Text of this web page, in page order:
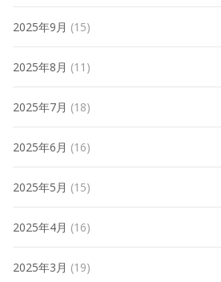
2025年9月 (15)
2025年8月 (11)
2025年7月 (18)
2025年6月 (16)
2025年5月 (15)
2025年4月 (16)
2025年3月 (19)